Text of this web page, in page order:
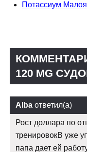
Потассиум
120 MG
Alba ответил(а)
Рост доллара по
тренировокВ уже
папа дает ей